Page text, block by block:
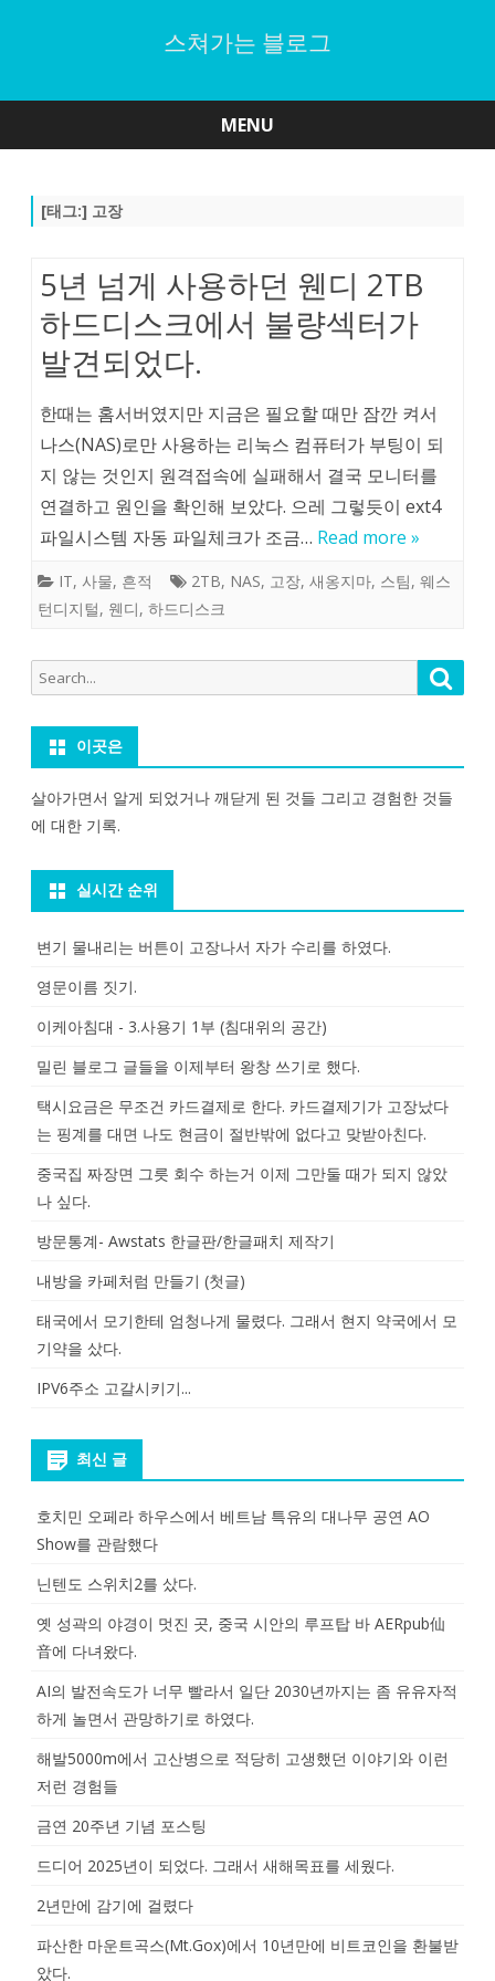
스쳐가는 블로그
MENU
[태그:] 고장
5년 넘게 사용하던 웬디 2TB
하드디스크에서 불량섹터가
발견되었다.
한때는 홈서버였지만 지금은 필요할 때만 잠깐 켜서
나스(NAS)로만 사용하는 리눅스 컴퓨터가 부팅이 되
지 않는 것인지 원격접속에 실패해서 결국 모니터를
연결하고 원인을 확인해 보았다. 으레 그렇듯이 ext4
파일시스템 자동 파일체크가 조금… Read more »
IT, 사물, 흔적 2TB, NAS, 고장, 새옹지마, 스팀, 웨스
턴디지털, 웬디, 하드디스크
Search
for:
이곳은
살아가면서 알게 되었거나 깨닫게 된 것들 그리고 경험한 것들
에 대한 기록.
실시간 순위
변기 물내리는 버튼이 고장나서 자가 수리를 하였다.
영문이름 짓기.
이케아침대 - 3.사용기 1부 (침대위의 공간)
밀린 블로그 글들을 이제부터 왕창 쓰기로 했다.
택시요금은 무조건 카드결제로 한다. 카드결제기가 고장났다
는 핑계를 대면 나도 현금이 절반밖에 없다고 맞받아친다.
중국집 짜장면 그릇 회수 하는거 이제 그만둘 때가 되지 않았
나 싶다.
방문통계- Awstats 한글판/한글패치 제작기
내방을 카페처럼 만들기 (첫글)
태국에서 모기한테 엄청나게 물렸다. 그래서 현지 약국에서 모
기약을 샀다.
IPV6주소 고갈시키기...
최신 글
호치민 오페라 하우스에서 베트남 특유의 대나무 공연 AO
Show를 관람했다
닌텐도 스위치2를 샀다.
옛 성곽의 야경이 멋진 곳, 중국 시안의 루프탑 바 AERpub仙
音에 다녀왔다.
AI의 발전속도가 너무 빨라서 일단 2030년까지는 좀 유유자적
하게 놀면서 관망하기로 하였다.
해발5000m에서 고산병으로 적당히 고생했던 이야기와 이런
저런 경험들
금연 20주년 기념 포스팅
드디어 2025년이 되었다. 그래서 새해목표를 세웠다.
2년만에 감기에 걸렸다
파산한 마운트곡스(Mt.Gox)에서 10년만에 비트코인을 환불받
았다.